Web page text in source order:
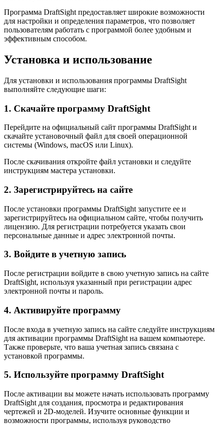
Программа DraftSight предоставляет широкие возможности
для настройки и определения параметров, что позволяет
пользователям работать с программой более удобным и
эффективным способом.
Установка и использование
Для установки и использования программы DraftSight
выполняйте следующие шаги:
1. Скачайте программу DraftSight
Перейдите на официальный сайт программы DraftSight и
скачайте установочный файл для своей операционной
системы (Windows, macOS или Linux).
После скачивания откройте файл установки и следуйте
инструкциям мастера установки.
2. Зарегистрируйтесь на сайте
После установки программы DraftSight запустите ее и
зарегистрируйтесь на официальном сайте, чтобы получить
лицензию. Для регистрации потребуется указать свои
персональные данные и адрес электронной почты.
3. Войдите в учетную запись
После регистрации войдите в свою учетную запись на сайте
DraftSight, используя указанный при регистрации адрес
электронной почты и пароль.
4. Активируйте программу
После входа в учетную запись на сайте следуйте инструкциям
для активации программы DraftSight на вашем компьютере.
Также проверьте, что ваша учетная запись связана с
установкой программы.
5. Используйте программу DraftSight
После активации вы можете начать использовать программу
DraftSight для создания, просмотра и редактирования
чертежей и 2D-моделей. Изучите основные функции и
возможности программы, используя руководство